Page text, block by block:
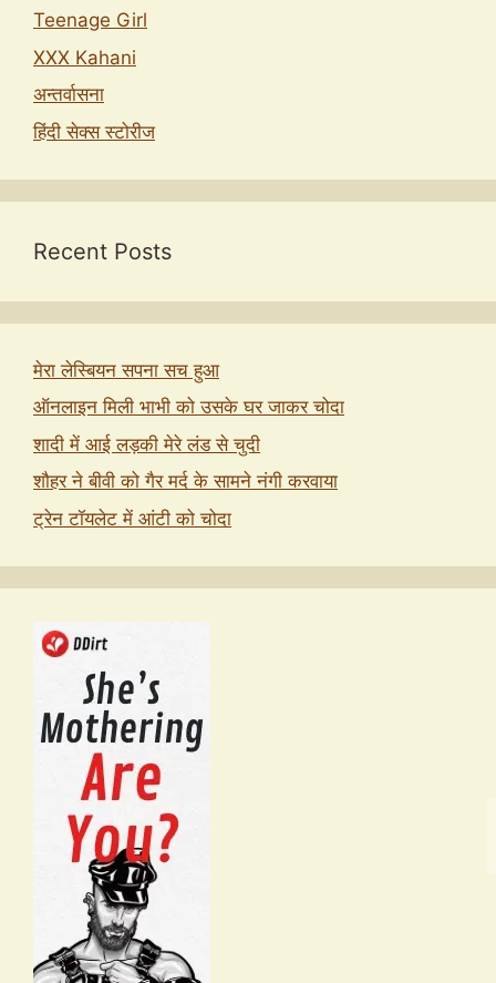
Teenage Girl
XXX Kahani
अन्तर्वासना
हिंदी सेक्स स्टोरीज
Recent Posts
मेरा लेस्बियन सपना सच हुआ
ऑनलाइन मिली भाभी को उसके घर जाकर चोदा
शादी में आई लड़की मेरे लंड से चुदी
शौहर ने बीवी को गैर मर्द के सामने नंगी करवाया
ट्रेन टॉयलेट में आंटी को चोदा